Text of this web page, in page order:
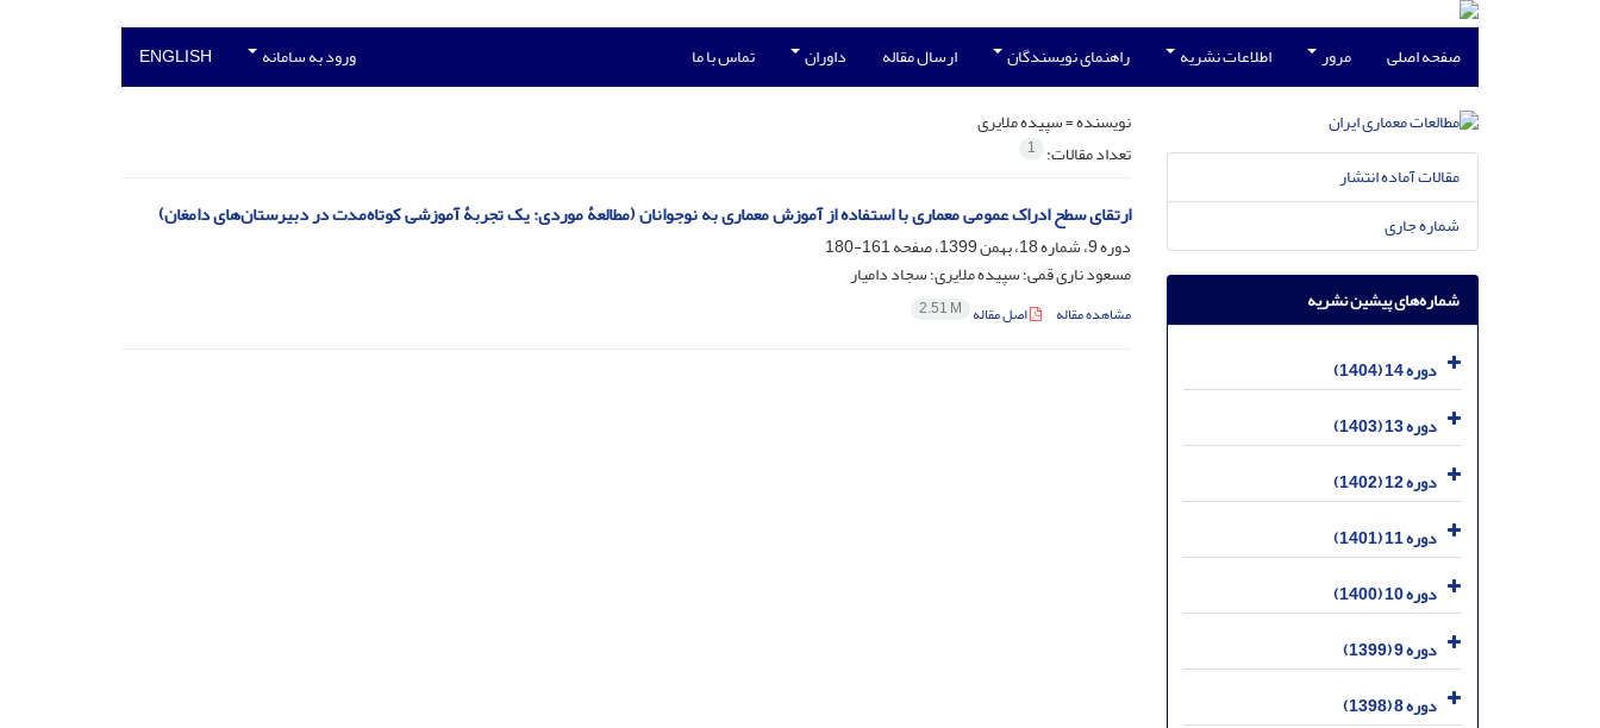
صفحه اصلی مرور اطلاعات نشریه راهنمای نویسندگان ارسال مقاله داوران تماس با ما ورود به سامانه ENGLISH
نویسنده =سپیده ملایری
تعداد مقالات: 1
ارتقای سطح ادراک عمومی معماری با استفاده از آموزش معماری به نوجوانان (مطالعۀ موردی: یک تجربۀ آموزشی کوتاه‌مدت در دبیرستان‌های دامغان)
دوره 9، شماره 18، بهمن 1399، صفحه
161-180
مسعود ناری قمی؛ سپیده ملایری؛ سجاد دامیار
مشاهده مقاله اصل مقاله 2.51 M
مقالات آماده انتشار
شماره جاری
شماره‌های پیشین نشریه
دوره 14 (1404)
دوره 13 (1403)
دوره 12 (1402)
دوره 11 (1401)
دوره 10 (1400)
دوره 9 (1399)
دوره 8 (1398)